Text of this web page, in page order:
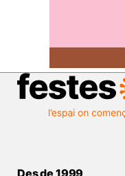
Des de 1999